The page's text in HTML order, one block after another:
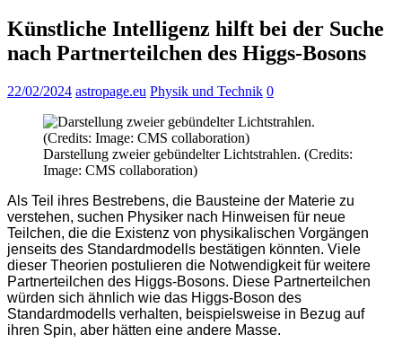
Künstliche Intelligenz hilft bei der Suche
nach Partnerteilchen des Higgs-Bosons
22/02/2024 astropage.eu Physik und Technik 0
Darstellung zweier gebündelter Lichtstrahlen. (Credits:
Image: CMS collaboration)
Als Teil ihres Bestrebens, die Bausteine der Materie zu
verstehen, suchen Physiker nach Hinweisen für neue
Teilchen, die die Existenz von physikalischen Vorgängen
jenseits des Standardmodells bestätigen könnten. Viele
dieser Theorien postulieren die Notwendigkeit für weitere
Partnerteilchen des Higgs-Bosons. Diese Partnerteilchen
würden sich ähnlich wie das Higgs-Boson des
Standardmodells verhalten, beispielsweise in Bezug auf
ihren Spin, aber hätten eine andere Masse.